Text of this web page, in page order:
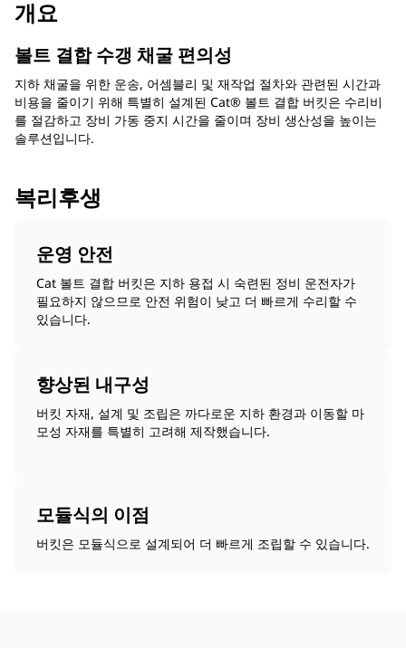
개요
볼트 결합 수갱 채굴 편의성
지하 채굴을 위한 운송, 어셈블리 및 재작업 절차와 관련된 시간과
비용을 줄이기 위해 특별히 설계된 Cat® 볼트 결합 버킷은 수리비
를 절감하고 장비 가동 중지 시간을 줄이며 장비 생산성을 높이는
솔루션입니다.
복리후생
운영 안전
Cat 볼트 결합 버킷은 지하 용접 시 숙련된 정비 운전자가
필요하지 않으므로 안전 위험이 낮고 더 빠르게 수리할 수
있습니다.
향상된 내구성
버킷 자재, 설계 및 조립은 까다로운 지하 환경과 이동할 마
모성 자재를 특별히 고려해 제작했습니다.
모듈식의 이점
버킷은 모듈식으로 설계되어 더 빠르게 조립할 수 있습니다.